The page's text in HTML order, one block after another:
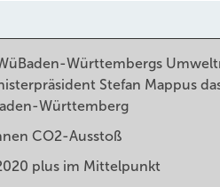
Württembergs
Stefan Mappus
Württemberg
CO2-Ausstoß
plus im Mittelpunkt